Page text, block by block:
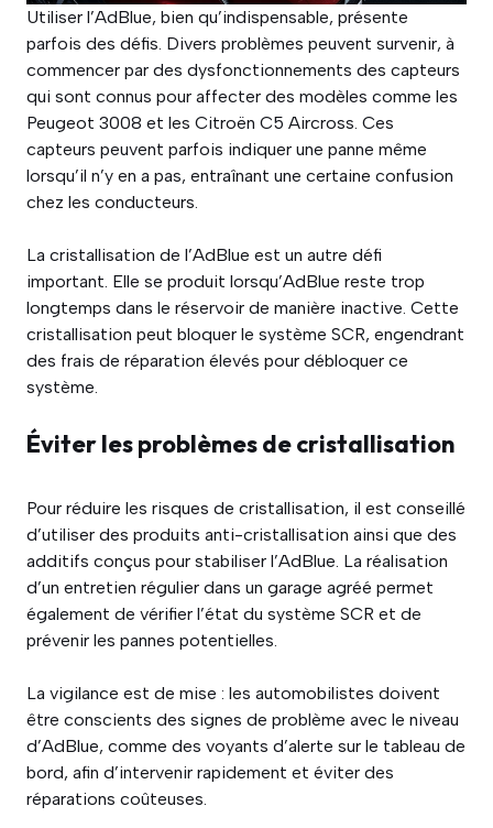
Utiliser l’AdBlue, bien qu’indispensable, présente
parfois des défis. Divers problèmes peuvent survenir, à
commencer par des dysfonctionnements des capteurs
qui sont connus pour affecter des modèles comme les
Peugeot 3008 et les Citroën C5 Aircross. Ces
capteurs peuvent parfois indiquer une panne même
lorsqu’il n’y en a pas, entraînant une certaine confusion
chez les conducteurs.
La cristallisation de l’AdBlue est un autre défi
important. Elle se produit lorsqu’AdBlue reste trop
longtemps dans le réservoir de manière inactive. Cette
cristallisation peut bloquer le système SCR, engendrant
des frais de réparation élevés pour débloquer ce
système.
Éviter les problèmes de cristallisation
Pour réduire les risques de cristallisation, il est conseillé
d’utiliser des produits anti-cristallisation ainsi que des
additifs conçus pour stabiliser l’AdBlue. La réalisation
d’un entretien régulier dans un garage agréé permet
également de vérifier l’état du système SCR et de
prévenir les pannes potentielles.
La vigilance est de mise : les automobilistes doivent
être conscients des signes de problème avec le niveau
d’AdBlue, comme des voyants d’alerte sur le tableau de
bord, afin d’intervenir rapidement et éviter des
réparations coûteuses.